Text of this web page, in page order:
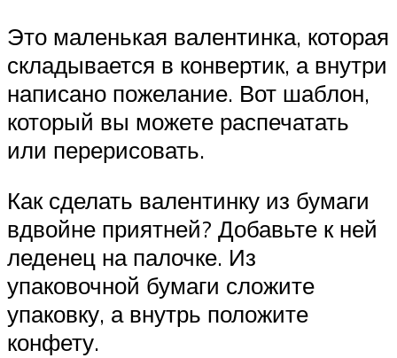
Это маленькая валентинка, которая
складывается в конвертик, а внутри
написано пожелание. Вот шаблон,
который вы можете распечатать
или перерисовать.
Как сделать валентинку из бумаги
вдвойне приятней? Добавьте к ней
леденец на палочке. Из
упаковочной бумаги сложите
упаковку, а внутрь положите
конфету.